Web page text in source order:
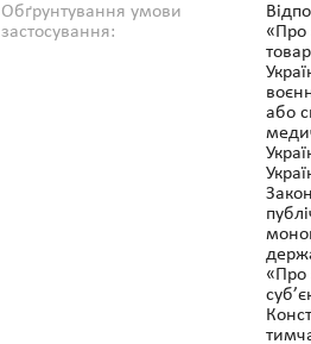
Обґрунтування умови
застосування:
«Про
або
«Про